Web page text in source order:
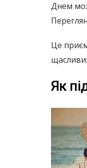
Днем
Це
Як